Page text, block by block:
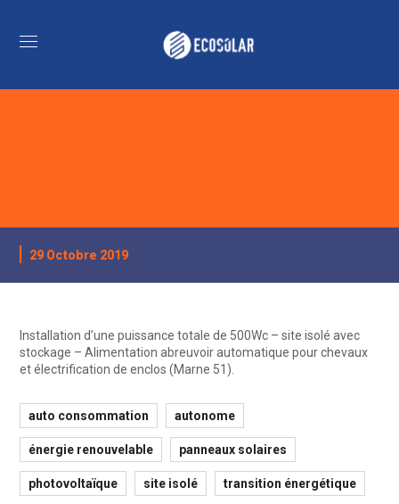
29 Octobre 2019
Installation d’une puissance totale de 500Wc – site isolé avec
stockage – Alimentation abreuvoir automatique pour chevaux
et électrification de enclos (Marne 51).
auto consommation autonome
énergie renouvelable panneaux solaires
photovoltaïque site isolé transition énergétique